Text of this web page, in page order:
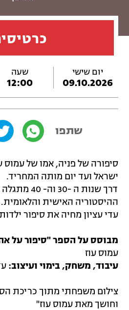
יום שישי
09.10.2026
שעה
12:00
שתפו
סיפורה של פניה, אמו של עמוס
ישראל ועד יום מותה המחריד.
דרך שנות ה -30
ההיסטוריה האישית והלאומית.
עדי עציון מחיה את סיפור
מבוסס על הספר "סיפור על
עמוס עוז
עיבוד, משחק, בימוי ועיצוב:
צילום משפחתי מתוך כריכת
וחושך מאת עמוס עוז"